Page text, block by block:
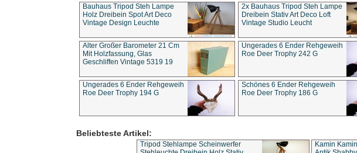
Bauhaus Tripod Steh Lampe
Holz Dreibein Spot Art Deco
Vintage Design Leuchte
2x Bauhaus Tripod Steh Lampe
Dreibein Stativ Art Deco Loft
Vintage Studio Leucht
Alter Großer Barometer 21 Cm
Mit Holzfassung, Glas
Geschliffen Vintage 5319 19
Ungerades 6 Ender Rehgeweih
Roe Deer Trophy 242 G
Ungerades 6 Ender Rehgeweih
Roe Deer Trophy 194 G
Schönes 6 Ender Rehgeweih
Roe Deer Trophy 186 G
Beliebteste Artikel:
Tripod Stehlampe Scheinwerfer
Kamin